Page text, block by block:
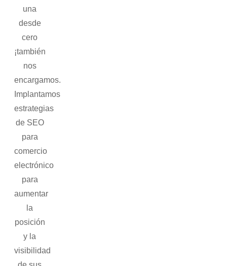
una
desde
cero
¡también
nos
encargamos.
Implantamos
estrategias
de SEO
para
comercio
electrónico
para
aumentar
la
posición
y la
visibilidad